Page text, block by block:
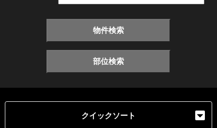
物件検索
部位検索
クイックソート